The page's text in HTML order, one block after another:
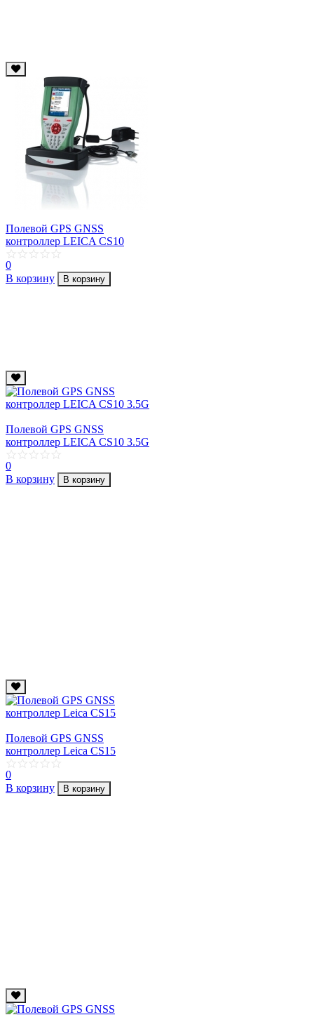
Полевой GPS GNSS
контроллер LEICA CS10
0
В корзину
В корзину
Полевой GPS GNSS
контроллер LEICA CS10 3.5G
0
В корзину
В корзину
Полевой GPS GNSS
контроллер Leica CS15
0
В корзину
В корзину